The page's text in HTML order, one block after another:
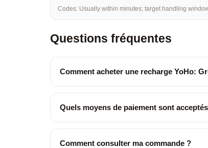
Codes: Usually within minutes; target handling
Questions fréquentes
Comment acheter une recharge YoHo:
Quels moyens de paiement sont
Comment consulter ma commande ?